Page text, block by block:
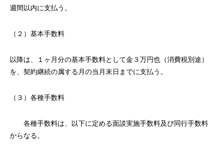
週間以内に支払う。
（２）基本手数料
以降は、１ヶ月分の基本手数料として金３万円也（消費税別途）
を、契約継続の属する月の当月末日までに支払う。
（３）各種手数料
各種手数料は、以下に定める面談実施手数料及び同行手数料
からなる。